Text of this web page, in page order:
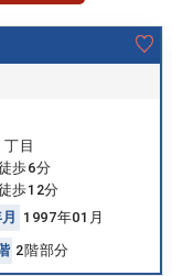
目
歩6分
歩12分
月
1997年01月
2階部分